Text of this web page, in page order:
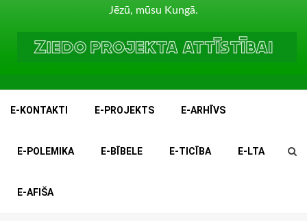
Jēzū, mūsu Kungā.
E-KONTAKTI E-PROJEKTS E-ARHĪVS
E-POLEMIKA E-BĪBELE E-TICĪBA E-LTA
E-AFIŠA